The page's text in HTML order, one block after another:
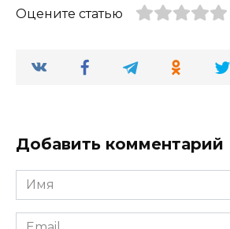
Оцените статью
Добавить комментарий
Имя
Email